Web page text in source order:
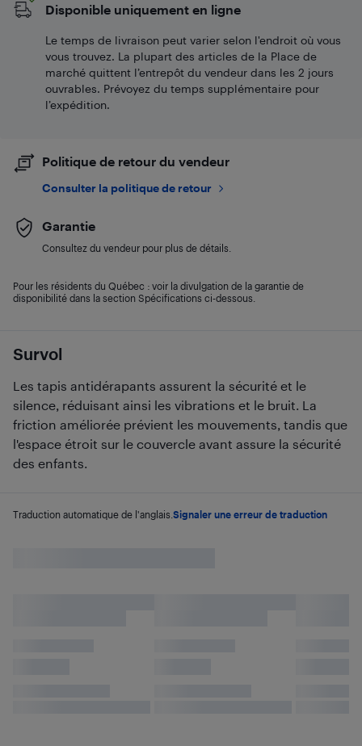
Survol
Les tapis antidérapants assurent la sécurité et le
silence, réduisant ainsi les vibrations et le bruit. La
friction améliorée prévient les mouvements, tandis que
l'espace étroit sur le couvercle avant assure la sécurité
des enfants.
Traduction automatique de l'anglais. Signaler une erreur de traduction
Disponible uniquement en ligne
Le temps de livraison peut varier selon l'endroit où vous
vous trouvez. La plupart des articles de la Place de
marché quittent l’entrepôt du vendeur dans les 2 jours
ouvrables. Prévoyez du temps supplémentaire pour
l’expédition.
Politique de retour du vendeur
Consulter la politique de retour
Garantie
Consultez du vendeur pour plus de détails.
Pour les résidents du Québec : voir la divulgation de la garantie de
disponibilité dans la section Spécifications ci-dessous.